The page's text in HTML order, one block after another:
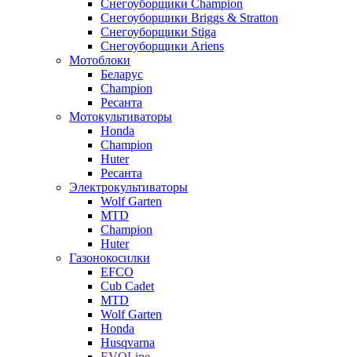
Снегоуборщики Champion
Снегоуборщики Briggs & Stratton
Снегоуборщики Stiga
Снегоуборщики Ariens
Мотоблоки
Беларус
Champion
Ресанта
Мотокультиваторы
Honda
Champion
Huter
Ресанта
Электрокультиваторы
Wolf Garten
MTD
Champion
Huter
Газонокосилки
EFCO
Cub Cadet
MTD
Wolf Garten
Honda
Husqvarna